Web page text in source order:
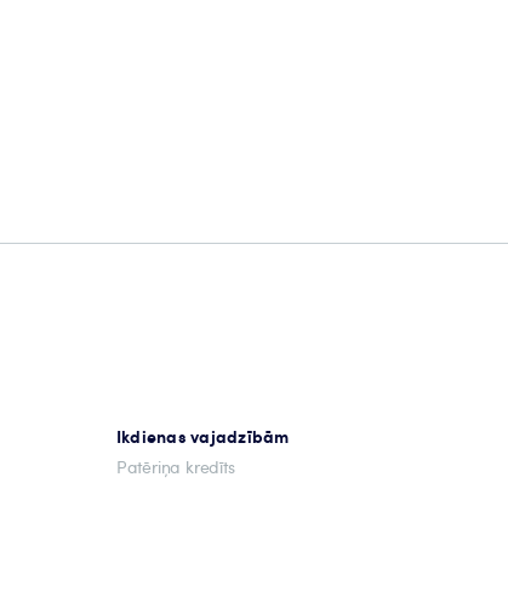
Ikdienas vajadzībām
Patēriņa kredīts